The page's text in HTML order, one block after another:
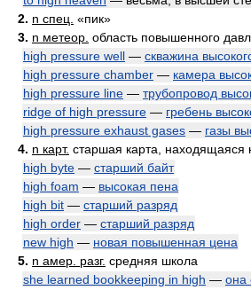
2. n спец. «пик»
3. n метеор. область повышенного
high pressure well — скважина
high pressure chamber — камера
high pressure line — трубопровод
ridge of high pressure — гребень
high pressure exhaust gases — газы
4. n карт. старшая карта, находящаяся
high byte — старший байт
high foam — высокая пена
high bit — старший разряд
high order — старший разряд
new high — новая повышенная цена
5. n амер. разг. средняя школа
she learned bookkeeping in high — она